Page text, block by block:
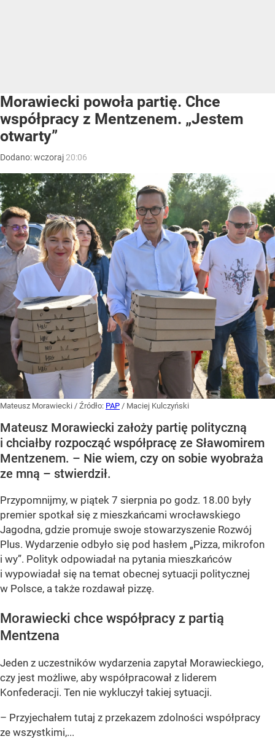
Morawiecki powoła partię. Chce
współpracy z Mentzenem. „Jestem
otwarty”
Dodano:wczoraj 20:06
Mateusz Morawiecki / Źródło: PAP / Maciej Kulczyński
Mateusz Morawiecki założy partię polityczną
i chciałby rozpocząć współpracę ze Sławomirem
Mentzenem. – Nie wiem, czy on sobie wyobraża
ze mną – stwierdził.
Przypomnijmy, w piątek 7 sierpnia po godz. 18.00 były
premier spotkał się z mieszkańcami wrocławskiego
Jagodna, gdzie promuje swoje stowarzyszenie Rozwój
Plus. Wydarzenie odbyło się pod hasłem „Pizza, mikrofon
i wy”. Polityk odpowiadał na pytania mieszkańców
i wypowiadał się na temat obecnej sytuacji politycznej
w Polsce, a także rozdawał pizzę.
Morawiecki chce współpracy z partią
Mentzena
Jeden z uczestników wydarzenia zapytał Morawieckiego,
czy jest możliwe, aby współpracował z liderem
Konfederacji. Ten nie wykluczył takiej sytuacji.
– Przyjechałem tutaj z przekazem zdolności współpracy
ze wszystkimi,...